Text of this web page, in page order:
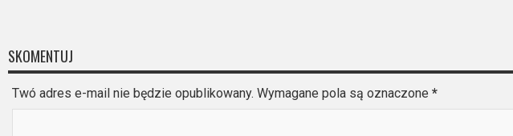
Disney+
HBO
SKOMENTUJ
Twó adres e-mail nie będzie opublikowany. Wymagane pola są oznaczone *